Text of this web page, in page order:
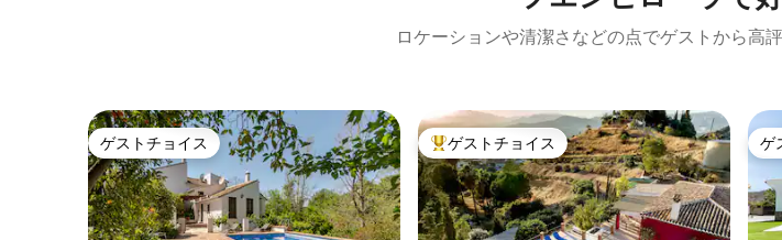
ロケーションや清潔さなどの点でゲストから高
ゲストチョイス
ゲストチョイス 大好評のゲストチョイスです。
ゲストチョイス ゲ